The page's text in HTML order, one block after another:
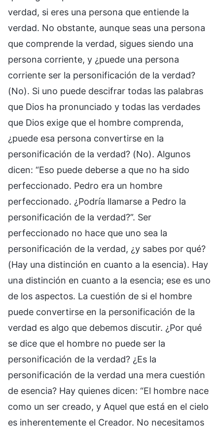
verdad, si eres una persona que entiende la
verdad. No obstante, aunque seas una persona
que comprende la verdad, sigues siendo una
persona corriente, y ¿puede una persona
corriente ser la personificación de la verdad?
(No). Si uno puede descifrar todas las palabras
que Dios ha pronunciado y todas las verdades
que Dios exige que el hombre comprenda,
¿puede esa persona convertirse en la
personificación de la verdad? (No). Algunos
dicen: “Eso puede deberse a que no ha sido
perfeccionado. Pedro era un hombre
perfeccionado. ¿Podría llamarse a Pedro la
personificación de la verdad?”. Ser
perfeccionado no hace que uno sea la
personificación de la verdad, ¿y sabes por qué?
(Hay una distinción en cuanto a la esencia). Hay
una distinción en cuanto a la esencia; ese es uno
de los aspectos. La cuestión de si el hombre
puede convertirse en la personificación de la
verdad es algo que debemos discutir. ¿Por qué
se dice que el hombre no puede ser la
personificación de la verdad? ¿Es la
personificación de la verdad una mera cuestión
de esencia? Hay quienes dicen: “El hombre nace
como un ser creado, y Aquel que está en el cielo
es inherentemente el Creador. No necesitamos